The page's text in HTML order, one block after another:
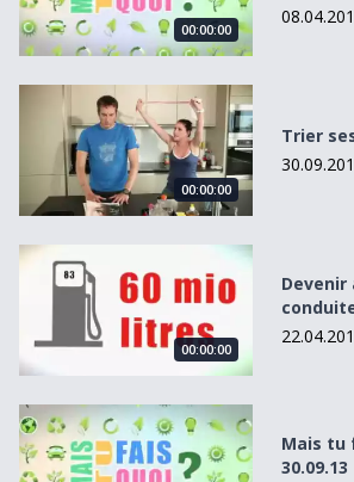
00:00:00
Trier ses déchets
00:00:00
Trier
Devenir adepte de la conduite éco drive
00:00:00
Devenir
Mais tu fais quoi ? du 30.09.13
Mais tu
30.09.13